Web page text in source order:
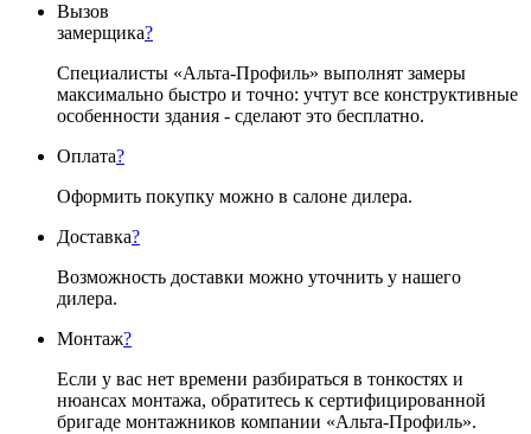
Вызов
замерщика?
Специалисты «Альта-Профиль» выполнят замеры
максимально быстро и точно: учтут все конструктивные
особенности здания - сделают это бесплатно.
Оплата?
Оформить покупку можно в салоне дилера.
Доставка?
Возможность доставки можно уточнить у нашего
дилера.
Монтаж?
Если у вас нет времени разбираться в тонкостях и
нюансах монтажа, обратитесь к сертифицированной
бригаде монтажников компании «Альта-Профиль».